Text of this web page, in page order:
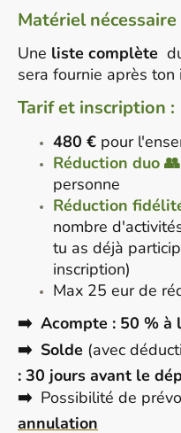
Matériel nécessaire
Une liste complète
sera fournie après ton
Tarif et inscription :
480 € pour
Réduction duo 👥
personne
Réduction
nombre
tu as déjà
inscription)
Max 25 eur de
➡️ Acompte : 50 % à
➡️ Solde (avec
: 30 jours avant le
➡️Possibilité de
annulation